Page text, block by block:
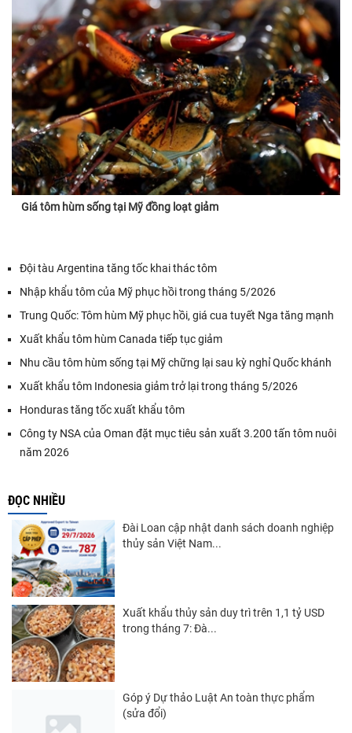
Giá tôm hùm sống tại Mỹ đồng loạt giảm
Đội tàu Argentina tăng tốc khai thác tôm
Nhập khẩu tôm của Mỹ phục hồi trong tháng 5/2026
Trung Quốc: Tôm hùm Mỹ phục hồi, giá cua tuyết Nga tăng mạnh
Xuất khẩu tôm hùm Canada tiếp tục giảm
Nhu cầu tôm hùm sống tại Mỹ chững lại sau kỳ nghỉ Quốc khánh
Xuất khẩu tôm Indonesia giảm trở lại trong tháng 5/2026
Honduras tăng tốc xuất khẩu tôm
Công ty NSA của Oman đặt mục tiêu sản xuất 3.200 tấn tôm nuôi
năm 2026
ĐỌC NHIỀU
Đài Loan cập nhật danh sách doanh nghiệp
thủy sản Việt Nam...
Xuất khẩu thủy sản duy trì trên 1,1 tỷ USD
trong tháng 7: Đà...
Góp ý Dự thảo Luật An toàn thực phẩm
(sửa đổi)